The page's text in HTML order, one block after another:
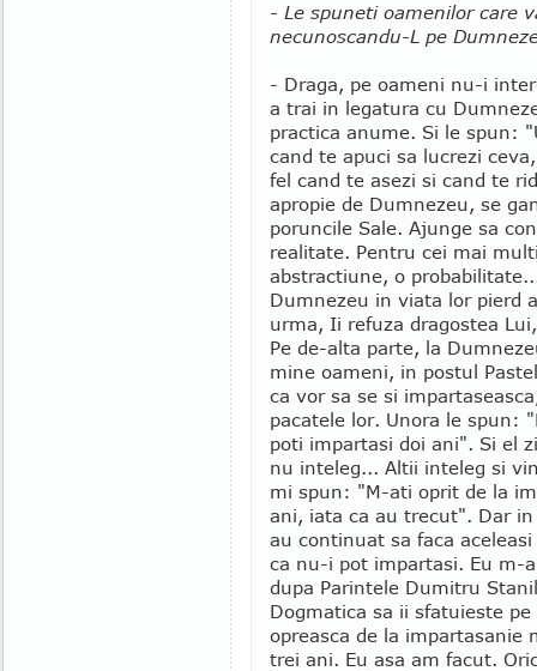
- Le spuneti oamenilor care
necunoscandu-L pe
- Draga, pe oameni nu-i
a trai in legatura cu
practica anume. Si le spun:
cand te apuci sa lucrezi
fel cand te asezi si cand te
apropie de Dumnezeu, se
poruncile Sale. Ajunge sa
realitate. Pentru cei mai
abstractiune, o
Dumnezeu in viata lor pierd
urma, Ii refuza dragostea
Pe de-alta parte, la
mine oameni, in postul
ca vor sa se si
pacatele lor. Unora le spun:
poti impartasi doi ani". Si el
nu inteleg... Altii inteleg si
mi spun: "M-ati oprit de la
ani, iata ca au trecut". Dar
au continuat sa faca aceleasi
ca nu-i pot impartasi. Eu m-
dupa Parintele Dumitru
Dogmatica sa ii sfatuieste
opreasca de la impartasanie
trei ani. Eu asa am facut.